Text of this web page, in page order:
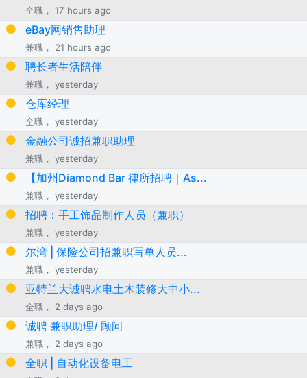
全職， 17 hours ago
eBay网销售助理
兼職， 21 hours ago
聘长者生活陪伴
兼職， yesterday
仓库经理
全職， yesterday
金融公司诚招兼职助理
兼職， yesterday
【加州Diamond Bar 律所招聘｜As...
兼職， yesterday
招聘：手工饰品制作人员（兼职）
兼職， yesterday
尔湾 | 保险公司招兼职写单人员...
兼職， yesterday
亚特兰大诚聘水电土木装修大中小...
全職， 2 days ago
诚聘 兼职助理/ 顾问
兼職， 2 days ago
全职 | 自动化设备电工